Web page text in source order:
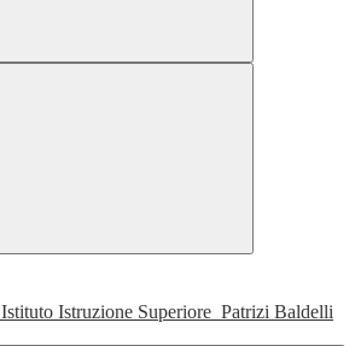
Istituto Istruzione Superiore Patrizi Baldelli